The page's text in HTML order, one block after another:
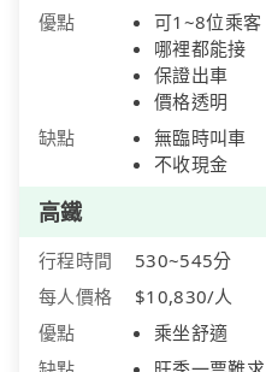
優點
可1~8位乘客
哪裡都能接
保證出車
價格透明
缺點
無臨時叫車
不收現金
高鐵
行程時間
530~545分
每人價格
$10,830/人
優點
乘坐舒適